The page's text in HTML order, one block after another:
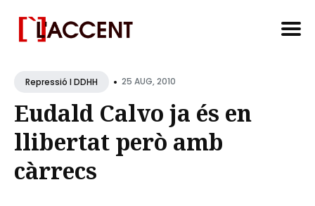
forRepressió I DDHH • 25 AUG, 2010
Eudald Calvo ja és en
llibertat però amb
càrrecs